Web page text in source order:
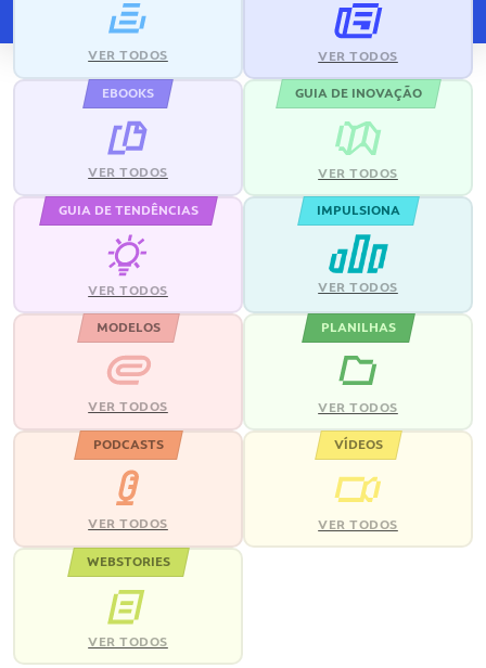
VER TODOS VER TODOS
EBOOKS
VER TODOS
GUIA DE INOVAÇÃO
VER TODOS
GUIA DE TENDÊNCIAS
VER TODOS
IMPULSIONA
VER TODOS
MODELOS
VER TODOS
PLANILHAS
VER TODOS
PODCASTS
VER TODOS
VÍDEOS
VER TODOS
WEBSTORIES
VER TODOS